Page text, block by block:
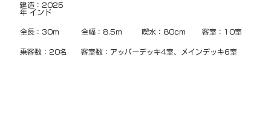
建造：2025
年 インド
全長：30m 全幅：8.5m 喫水：80cm 客室：10室
乗客数：20名 客室数：アッパーデッキ4室、メインデッキ6室